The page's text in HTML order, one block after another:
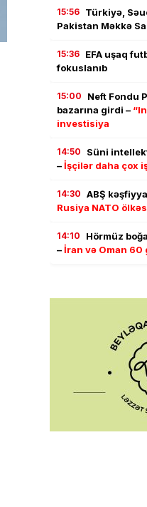
15:56 Türkiyə,
Pakistan Məkkə
15:36 EFA uşaq
fokuslanıb
15:00
Neft Fondu
bazarına girdi –
investisiya
14:50
Süni
–İşçilər daha çox
14:30 ABŞ
Rusiya NATO
14:10
Hörmüz
–İran və Oman 60